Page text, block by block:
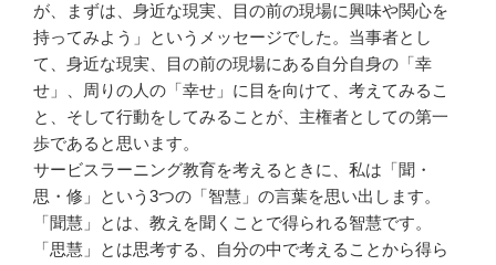
が、まずは、身近な現実、目の前の現場に興味や関心を
持ってみよう」というメッセージでした。当事者とし
て、身近な現実、目の前の現場にある自分自身の「幸
せ」、周りの人の「幸せ」に目を向けて、考えてみるこ
と、そして行動をしてみることが、主権者としての第一
歩であると思います。
サービスラーニング教育を考えるときに、私は「聞・
思・修」という3つの「智慧」の言葉を思い出します。
「聞慧」とは、教えを聞くことで得られる智慧です。
「思慧」とは思考する、自分の中で考えることから得ら